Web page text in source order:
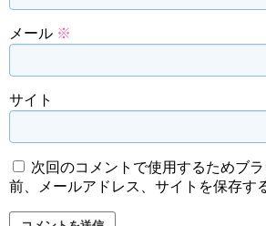
メール ※
サイト
次回のコメントで使用するためブ
前、メールアドレス、サイトを保存す